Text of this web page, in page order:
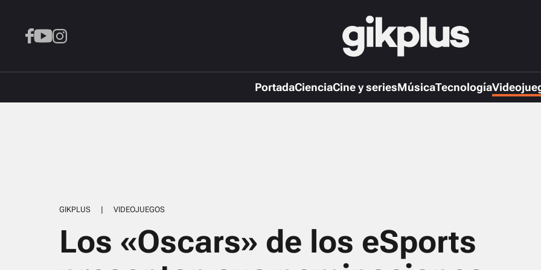
PortadaCienciaCine y seriesMúsicaTecnología
GIKPLUS | VIDEOJUEGOS
Los «Oscars» de los eSports